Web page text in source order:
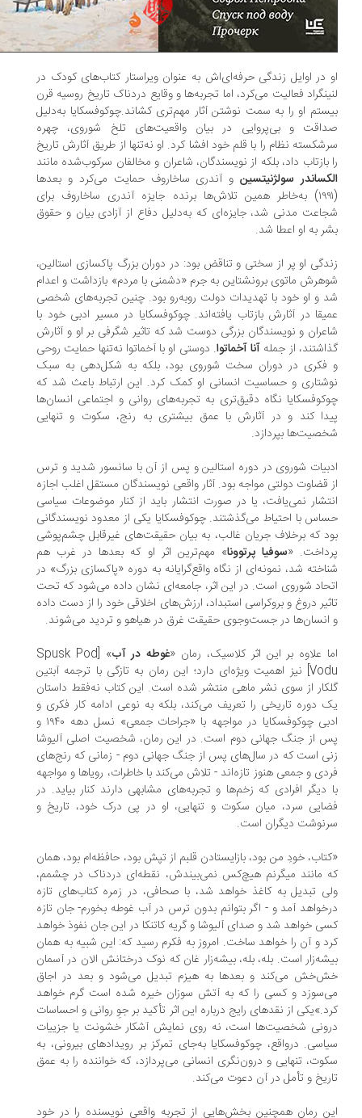
در اوایل زندگی حرفه‌ای‌اش به عنوان ویراستار کتاب‌های کودک در
فعالیت می‌کرد، اما تجربه‌ها و وقایع دردناک تاریخ روسیه قرن
او را به سمت نوشتن آثار مهم‌تری کشاند.چوکوفسکایا به‌دلیل
و بی‌پروایی در بیان واقعیت‌های تلخ شوروی، چهره
نظام را با قلم خود افشا کرد. او نه‌تنها از طریق آثارش تاریخ
بازتاب داد، بلکه از نویسندگان، شاعران و مخالفان سرکوب‌شده مانند
سولژنیتسینو آندری ساخاروف حمایت می‌کرد و بعدها
(۱۹۹۱) به‌خاطر همین تلاش‌ها برنده جایزه آندری ساخاروف برای
مدنی شد، جایزه‌ای که به‌دلیل دفاع از آزادی بیان و حقوق
به او اعطا شد.
او پر از سختی و تناقض بود: در دوران بزرگ پاکسازی استالین،
ماتوی برونشتاین به جرم «دشمنی با مردم» بازداشت و اعدام
و او خود با تهدیدات دولت روبه‌رو بود. چنین تجربه‌های شخصی
در آثارش بازتاب یافته‌اند. چوکوفسکایا در مسیر ادبی خود با
و نویسندگان بزرگی دوست شد که تاثیر شگرفی بر او و آثارش
از جمله آنا آخماتوا. دوستی او با آخماتوا نه‌تنها حمایت روحی
در دوران سخت شوروی بود، بلکه به شکل‌دهی به سبک
و حساسیت انسانی او کمک کرد. این ارتباط باعث شد که
نگاه دقیق‌تری به تجربه‌های روانی و اجتماعی انسان‌ها
کند و در آثارش با عمق بیشتری به رنج، سکوت و تنهایی
بپردازد.
شوروی در دوره استالین و پس از آن با سانسور شدید و ترس
قضاوت دولتی مواجه بود. آثار واقعی نویسندگان مستقل اغلب اجازه
نمی‌یافت، یا در صورت انتشار باید از کنار موضوعات سیاسی
با احتیاط می‌گذشتند. چوکوفسکایا یکی از معدود نویسندگانی
که برخلاف جریان غالب، به بیان حقیقت‌های غیرقابل چشم‌پوشی
«سوفیا پرتوونا » مهم‌ترین اثر او که بعدها در غرب هم
شد، نمونه‌ای از نگاه واقع‌گرایانه به دوره «پاکسازی بزرگ» در
شوروی است. در این اثر، جامعه‌ای نشان داده می‌شود که تحت
دروغ و بروکراسی استبداد، ارزش‌های اخلاقی خود را از دست داده
در جست‌وجوی حقیقت غرق در هیاهو و تردید می‌شوند.
علاوه بر این اثر کلاسیک، رمان « غوطه در آب
» [Spusk Pod
Vodu] نیز اهمیت ویژه‌ای دارد؛ این رمان به تازگی با ترجمه آبتین
از سوی نشر ماهی منتشر شده است. این کتاب نه‌فقط داستان
دوره تاریخی را تعریف می‌کند، بلکه به نوعی ادامه کار فکری و
ادبی چوکوفسکایا در مواجهه با «جراحات جمعی» نسل دهه ۱۹۴۰ و
از جنگ جهانی دوم است. در این رمان، شخصیت اصلی آلیوشا
است که در سال‌های پس از جنگ جهانی دوم - زمانی که رنج‌های
و جمعی هنوز تازه‌اند - تلاش می‌کند با خاطرات، رویاها و مواجهه
دیگر افرادی که زخم‌ها و تجربه‌های مشابهی دارند کنار بیاید. در
سرد، میان سکوت و تنهایی، او در پی درک خود، تاریخ و
دیگران است.
خودِ من بود، بازایستادن قلبم از تپش بود، حافظه‌ام بود، همان
مانند میگرنم هیچ‌کس نمی‌بیندش، نقطه‌ای دردناک در چشمم،
تبدیل به کاغذ خواهد شد، با صحافی، در زمره کتاب‌های تازه
آمد و - اگر بتوانم بدون ترس در آب غوطه بخورم- جان تازه‌
خواهد شد و صدای آلیوشا و گریه کاتنکا در این جان نفوذ خواهد
و آن را خواهد ساخت. امروز به فکرم رسید که: این شبیه به همان
است. بله، بله، بیشه‌زار غان که نوک درختانش الان در آسمان
می‌کند و بعدها به هیزم تبدیل می‌شود و بعد در اجاق
و کسی را که به آتش سوزان خیره شده است گرم خواهد
از نقدهای رایج درباره این اثر تأکید بر جوِ روانی و احساسات
شخصیت‌ها است، نه روی نمایش آشکار خشونت یا جزییات
درواقع، چوکوفسکایا به‌جای تمرکز بر رویدادهای بیرونی، به
تنهایی و درون‌نگری انسانی می‌پردازد، که خواننده را به عمق
و تأمل در آن دعوت می‌کند.
رمان همچنین بخش‌هایی از تجربه واقعی نویسنده را در خود